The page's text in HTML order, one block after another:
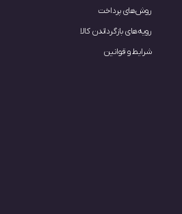
روش‌های پرداخت
رویه‌های بازگرداندن کالا
شرایط و قوانین